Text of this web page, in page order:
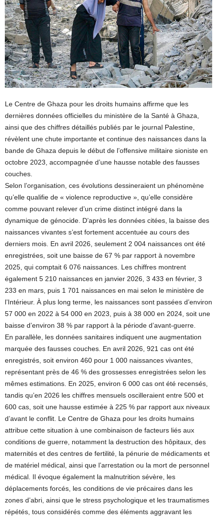
Le Centre de Ghaza pour les droits humains affirme que les
dernières données officielles du ministère de la Santé à Ghaza,
ainsi que des chiffres détaillés publiés par le journal Palestine,
révèlent une chute importante et continue des naissances dans la
bande de Ghaza depuis le début de l’offensive militaire sioniste en
octobre 2023, accompagnée d’une hausse notable des fausses
couches.
Selon l’organisation, ces évolutions dessineraient un phénomène
qu’elle qualifie de « violence reproductive », qu’elle considère
comme pouvant relever d’un crime distinct intégré dans la
dynamique de génocide. D’après les données citées, la baisse des
naissances vivantes s’est fortement accentuée au cours des
derniers mois. En avril 2026, seulement 2 004 naissances ont été
enregistrées, soit une baisse de 67 % par rapport à novembre
2025, qui comptait 6 076 naissances. Les chiffres montrent
également 5 210 naissances en janvier 2026, 3 433 en février, 3
233 en mars, puis 1 701 naissances en mai selon le ministère de
l’Intérieur. À plus long terme, les naissances sont passées d’environ
57 000 en 2022 à 54 000 en 2023, puis à 38 000 en 2024, soit une
baisse d’environ 38 % par rapport à la période d’avant-guerre.
En parallèle, les données sanitaires indiquent une augmentation
marquée des fausses couches. En avril 2026, 921 cas ont été
enregistrés, soit environ 460 pour 1 000 naissances vivantes,
représentant près de 46 % des grossesses enregistrées selon les
mêmes estimations. En 2025, environ 6 000 cas ont été recensés,
tandis qu’en 2026 les chiffres mensuels oscilleraient entre 500 et
600 cas, soit une hausse estimée à 225 % par rapport aux niveaux
d’avant le conflit. Le Centre de Ghaza pour les droits humains
attribue cette situation à une combinaison de facteurs liés aux
conditions de guerre, notamment la destruction des hôpitaux, des
maternités et des centres de fertilité, la pénurie de médicaments et
de matériel médical, ainsi que l’arrestation ou la mort de personnel
médical. Il évoque également la malnutrition sévère, les
déplacements forcés, les conditions de vie précaires dans les
zones d’abri, ainsi que le stress psychologique et les traumatismes
répétés, tous considérés comme des éléments aggravant les